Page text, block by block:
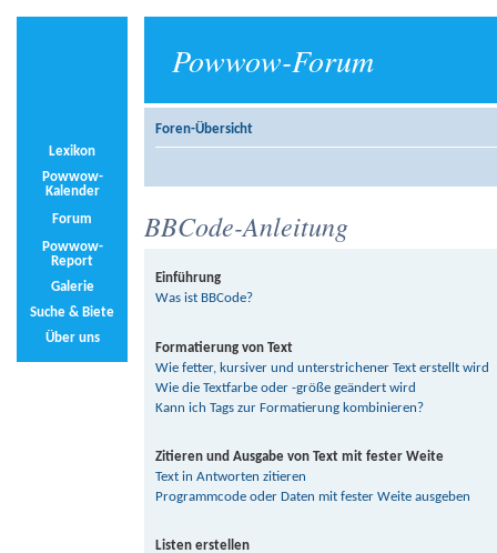
Powwow-Forum
Lexikon
Powwow-
Kalender
Forum
Powwow-
Report
Galerie
Suche & Biete
Über uns
Foren-Übersicht
BBCode-Anleitung
Einführung
Was ist BBCode?
Formatierung von Text
Wie fetter, kursiver und unterstrichener Text erstellt wird
Wie die Textfarbe oder -größe geändert wird
Kann ich Tags zur Formatierung kombinieren?
Zitieren und Ausgabe von Text mit fester Weite
Text in Antworten zitieren
Programmcode oder Daten mit fester Weite ausgeben
Listen erstellen